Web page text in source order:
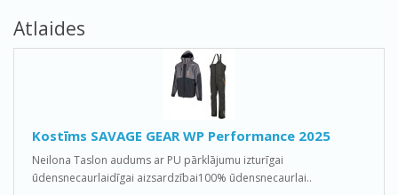
Atlaides
Kostīms SAVAGE GEAR WP Performance 2025
Neilona Taslon audums ar PU pārklājumu izturīgai
ūdensnecaurlaidīgai aizsardzībai100% ūdensnecaurlai..